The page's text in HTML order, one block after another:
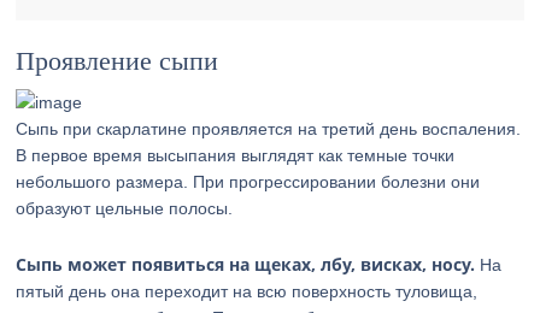
Проявление сыпи
Сыпь при скарлатине проявляется на третий день воспаления.
В первое время высыпания выглядят как темные точки
небольшого размера. При прогрессировании болезни они
образуют цельные полосы.
Сыпь может появиться на щеках, лбу, висках, носу. На
пятый день она переходит на всю поверхность туловища,